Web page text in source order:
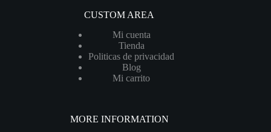
CUSTOM AREA
Mi cuenta
Tienda
Politicas de privacidad
Blog
Mi carrito
MORE INFORMATION